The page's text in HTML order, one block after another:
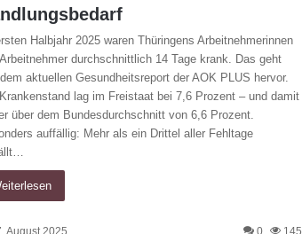
Halbjahr 2025 waren Thüringens Arbeitnehmerinnen
durchschnittlich 14 Tage krank. Das geht
aktuellen Gesundheitsreport der AOK PLUS hervor.
lag im Freistaat bei 7,6 Prozent – und damit
über dem Bundesdurchschnitt von 6,6 Prozent.
auffällig: Mehr als ein Drittel aller Fehltage
August 2025 0 145